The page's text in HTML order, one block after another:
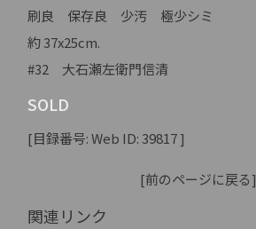
刷良 保存良 少汚 極少シミ
約 37x25cm.
#32 大石瀬左衛門信清
SOLD
[目録番号: Web ID: 39817 ]
[前のページに戻る]
関連リンク